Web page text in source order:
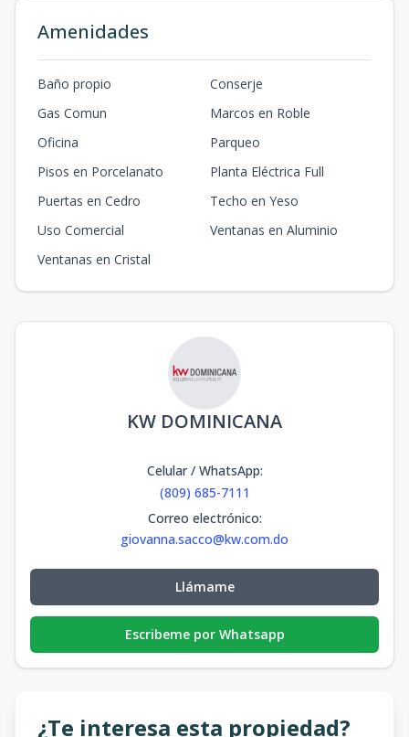
Amenidades
Baño propio
Conserje
Gas Comun
Marcos en Roble
Oficina
Parqueo
Pisos en Porcelanato
Planta Eléctrica Full
Puertas en Cedro
Techo en Yeso
Uso Comercial
Ventanas en Aluminio
Ventanas en Cristal
KW DOMINICANA
Celular / WhatsApp:
(809) 685-7111
Correo electrónico:
giovanna.sacco@kw.com.do
Llámame
Escribeme por Whatsapp
¿Te interesa esta propiedad?